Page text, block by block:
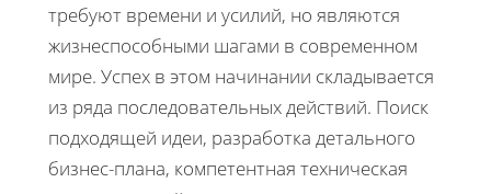
требуют времени и усилий, но являются
жизнеспособными шагами в современном
мире. Успех в этом начинании складывается
из ряда последовательных действий. Поиск
подходящей идеи, разработка детального
бизнес-плана, компетентная техническая